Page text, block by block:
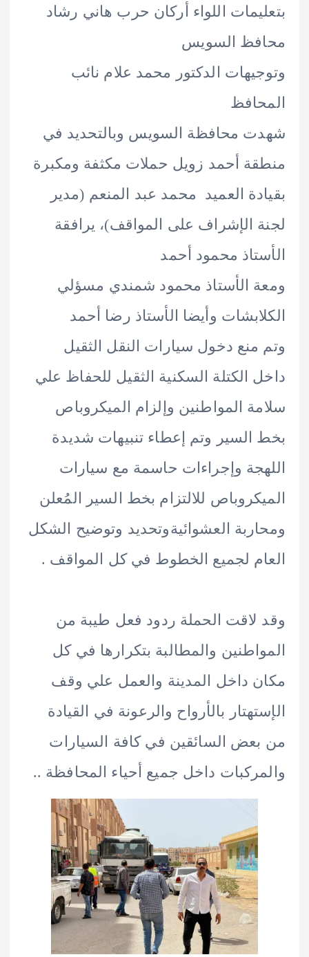
اللواء أركان حرب هاني رشاد
السويس
الدكتور محمد علام نائب
محافظة السويس وبالتحديد في
أحمد زويل حملات مكثفة ومكبرة
العميد محمد عبد المنعم (مدير
الإشراف على المواقف)، يرافقة
محمود أحمد
الأستاذ محمود شمندي مسؤلي
وأيضا الأستاذ رضا أحمد
دخول سيارات النقل الثقيل
الكتلة السكنية الثقيل للحفاظ علي
المواطنين وإلزام الميكروباص
وتم إعطاء تنبيهات شديدة
وإجراءات حاسمة مع سيارات
للالتزام بخط السير المُعلن
العشوائيةوتحديد وتوضيح الشكل
لجميع الخطوط في كل المواقف .
لاقت الحملة ردود فعل طيبة من
والمطالبة بتكرارها في كل
داخل المدينة والعمل علي وقف
بالأرواح والرعونة في القيادة
السائقين في كافة السيارات
داخل جميع أحياء المحافظة ..